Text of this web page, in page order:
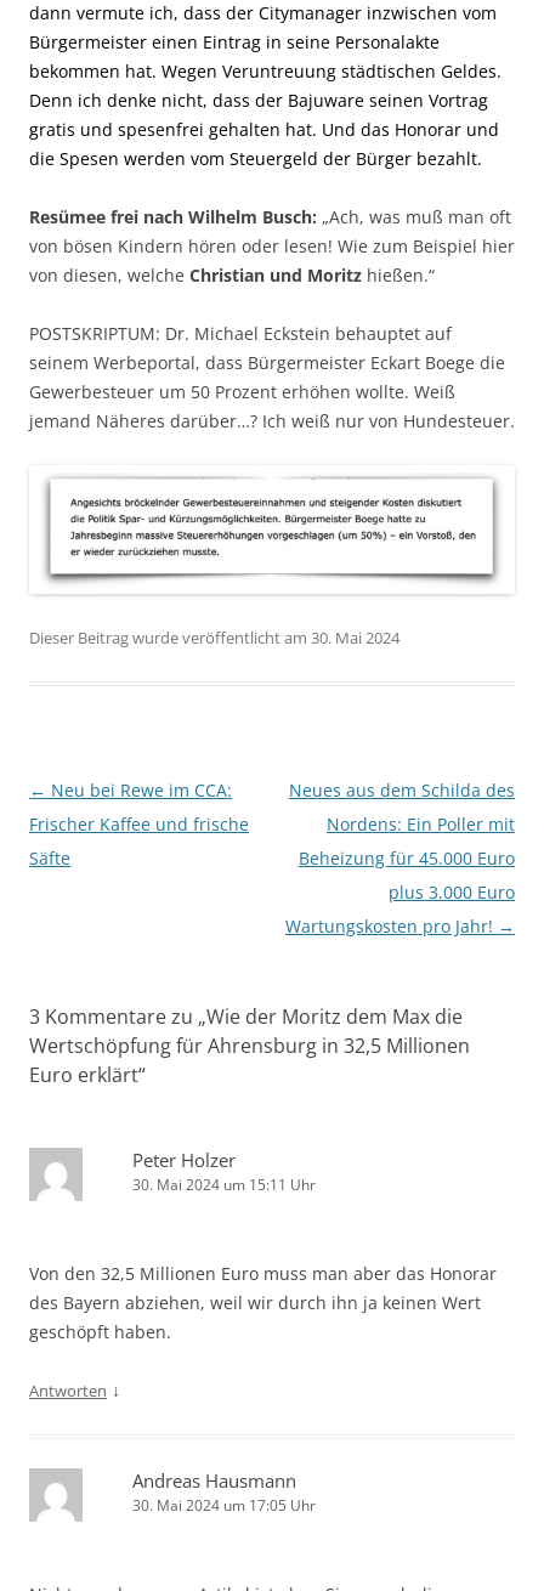
dann vermute ich, dass der Citymanager inzwischen vom
Bürgermeister einen Eintrag in seine Personalakte
bekommen hat. Wegen Veruntreuung städtischen Geldes.
Denn ich denke nicht, dass der Bajuware seinen Vortrag
gratis und spesenfrei gehalten hat. Und das Honorar und
die Spesen werden vom Steuergeld der Bürger bezahlt.
Resümee frei nach Wilhelm Busch: „Ach, was muß man oft
von bösen Kindern hören oder lesen! Wie zum Beispiel hier
von diesen, welche Christian und Moritz hießen.“
POSTSKRIPTUM: Dr. Michael Eckstein behauptet auf
seinem Werbeportal, dass Bürgermeister Eckart Boege die
Gewerbesteuer um 50 Prozent erhöhen wollte. Weiß
jemand Näheres darüber…? Ich weiß nur von Hundesteuer.
Dieser Beitrag wurde veröffentlicht am 30. Mai 2024
Beitragsnavigation
← Neu bei Rewe im CCA:
Frischer Kaffee und frische
Säfte
Neues aus dem Schilda des
Nordens: Ein Poller mit
Beheizung für 45.000 Euro
plus 3.000 Euro
Wartungskosten pro Jahr! →
3 Kommentare zu „Wie der Moritz dem Max die
Wertschöpfung für Ahrensburg in 32,5 Millionen
Euro erklärt“
Peter Holzer
30. Mai 2024 um 15:11 Uhr
Von den 32,5 Millionen Euro muss man aber das Honorar
des Bayern abziehen, weil wir durch ihn ja keinen Wert
geschöpft haben.
Antworten ↓
Andreas Hausmann
30. Mai 2024 um 17:05 Uhr